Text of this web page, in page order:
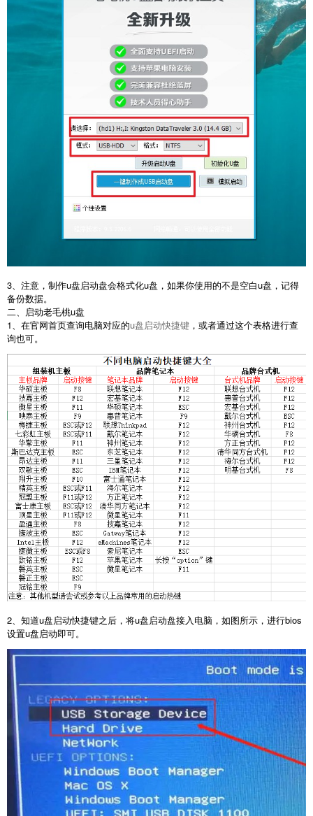
3、注意，制作u盘启动盘会格式化u盘，如果你使用的不是空白u盘，记得
备份数据。
二、启动老毛桃u盘
1、在官网首页查询电脑对应的u盘启动快捷键 ，或者通过这个表格进行查
询也可。
2、知道u盘启动快捷键之后，将u盘启动盘接入电脑，如图所示，进行bios
设置u盘启动即可。